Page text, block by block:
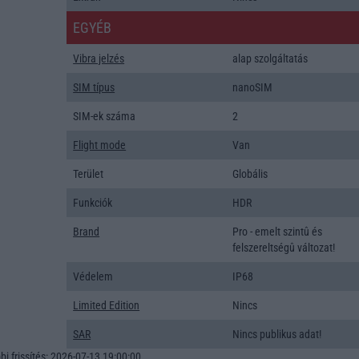
EGYÉB
Vibra jelzés alap szolgáltatás
SIM típus nanoSIM
SIM-ek száma 2
Flight mode Van
Terület Globális
Funkciók HDR
Brand
Pro - emelt szintû és
felszereltségû változat!
Védelem IP68
Limited Edition Nincs
SAR
Nincs publikus adat!